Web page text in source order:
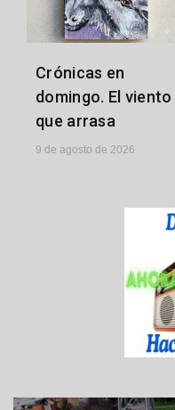
Crónicas en
domingo. El viento
que arrasa
9 de agosto de 2026